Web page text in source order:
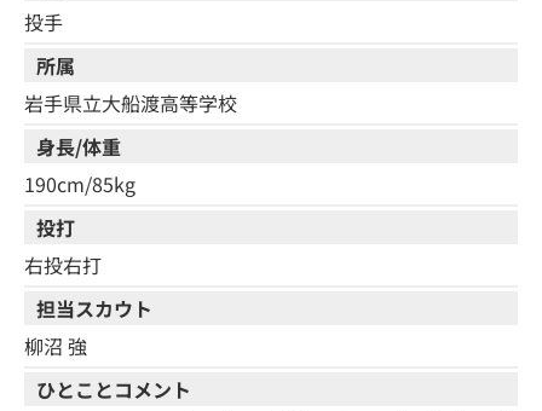
投手
所属
岩手県立大船渡高等学校
身長/体重
190cm/85kg
投打
右投右打
担当スカウト
柳沼 強
ひとことコメント